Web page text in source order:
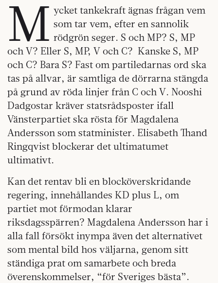
M ycket tankekraft ägnas frågan vem
som tar vem, efter en sannolik
rödgrön seger. S och MP? S, MP
och V? Eller S, MP, V och C? Kanske S, MP
och C? Bara S? Fast om partiledarnas ord ska
tas på allvar, är samtliga de dörrarna stängda
på grund av röda linjer från C och V. Nooshi
Dadgostar kräver statsrådsposter ifall
Vänsterpartiet ska rösta för Magdalena
Andersson som statminister. Elisabeth Thand
Ringqvist blockerar det ultimatumet
ultimativt.
Kan det rentav bli en blocköverskridande
regering, innehållandes KD plus L, om
partiet mot förmodan klarar
riksdagsspärren? Magdalena Andersson har i
alla fall försökt inympa även det alternativet
som mental bild hos väljarna, genom sitt
ständiga prat om samarbete och breda
överenskommelser, “för Sveriges bästa”.